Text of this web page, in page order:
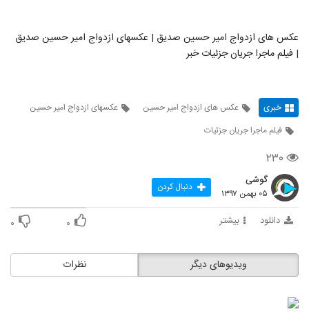
عکس های ازدواج امیر حسین صدیق | عکسهای ازدواج امیر حسین صدیق
| فیلم ماجرا جریان جزئیات خبر
خبری عکس های ازدواج امیر حسین
عکسهای ازدواج امیر حسین
فیلم ماجرا جریان جزئیات
۲۳۰
گوشی
۰۵ بهمن ۱۳۹۷ دنبال کردن
دانلود بیشتر ۰ ۰
نظرات ویدیوهای دیگر